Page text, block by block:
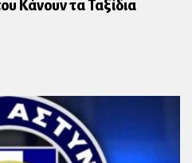
Κάνουν τα Ταξίδια